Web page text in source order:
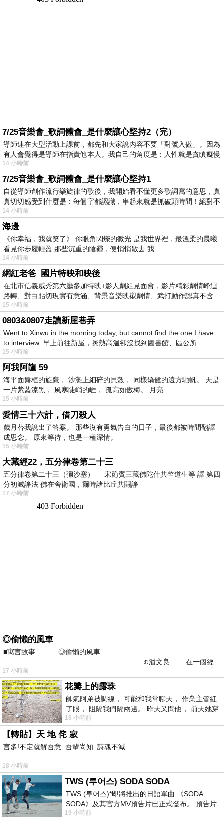
7/25音樂會_歌詞體會_是什麼讓心堅持2（完）
導師連在大型活動上課前，都先和大家說內容不要「對號入做」。因為
有人會覺得是導師在指責他本人。我自己的角度是：人性就是貪瞋癡慢
14 小時前
7/25音樂會_歌詞體會_是什麼讓心堅持1
自從導師創作流行樂旋律的歌後，我開始看不懂更多歌詞寫的意思，真
真切切感受到什麼是：每個字都認識，串起來就是抓破頭時間！絕對不
14 小時前
海邊
《你幸福，我就笑了》 你眼角閃爍的微光 是我世界裡，最溫柔的晨曦
看見你步履輕盈 那些沉重的陰霾，便悄悄散去 我
14 小時前
網紅老爸_國片特映和映後
在北市信義威秀第六廳參加特映+影人劇組見面會，影片精彩劇情峰迴
路轉、對白貼切現實有意涵、背景音樂映襯劇情、武打動作認真不含
糊、
15 小時前
0803&0807走讀新屋巷弄
Went to Xinwu in the morning today, but cannot find the one I have
to interview. 早上前往新屋，炎熱高溫卻沒找到圖書館、區公所
15 小時前
阿我阿龍 59
海平面盤桓的旋鷹， 沙灘上細碎的貝殼， 同樣矯健的遠方馳帆。 天是
一片紫藍漆黑， 風寒陡峭的崕， 孤高如傲梅。 月亮
15 小時前
愛情三十六計，借刀殺人
歲月替我說出了答案。 那些沒有勇氣告白的日子，最後都被時間翻譯
成思念。 原來等待，也是一種深情。
15 小時前
大藏經22，五分律卷第二十三
五分律卷第二十三（彌沙塞） 宋罽賓三藏佛陀什共竺道生等 譯 第四
分初滅諍法 佛在舍衛國，爾時諸比丘共鬪諍
17 小時前
◎偷懶的風車
■寓言故事 ◎偷懶的風車
⊕潘文良 在一個經
常颳風的山丘上—&m
17 小時前
花瓣上的露珠
帥氣阿弟被調線， 可能和我常聊天， 作業主管紅
了眼， 阻隔我們隔兩邊。 昨天又問他， 前天她穿
什麼顏色衣服， 不經
18 小時前
【轉貼】天 地 侘 寂
言多!不定就解吾意..吾輩尚知..詩魂不滅..
18 小時前
TWS (투어스) SODA SODA
TWS (투어스)*即將推出的日語單曲 《SODA
SODA》及其官方MV預告片已正式發布。 預告片
一經發布， 就引發了粉絲們對這次夏季回
19 小時前